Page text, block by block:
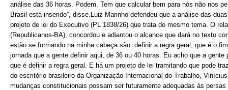
análise das 36 horas. Podem. Tem que calcular bem para nós não nos
Brasil está inserido”, disse.Luiz Marinho defendeu que a análise das
projeto de lei do Executivo (PL 1838/26) que trata do mesmo tema. O
(Republicanos-BA), concordou e adiantou o alcance que dará no texto
estão se formando na minha cabeça são: definir a regra geral, que é o
jornada que a gente definir aqui, de 36 ou 40 horas. Eu acho que a
que é definir a regra geral. E há um projeto de lei tramitando que pode
do escritório brasileiro da Organização Internacional do Trabalho,
mudanças constitucionais possam ser futuramente adequadas às